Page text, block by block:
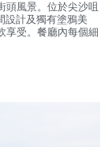
頭風景。位於尖沙咀
設計及獨有塗鴉美
享受。餐廳內每個細